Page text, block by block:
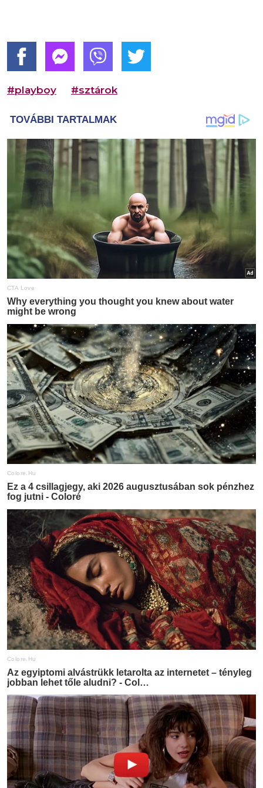
#playboy #sztárok